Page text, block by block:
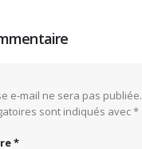
e-mail ne sera pas publiée.
sont indiqués avec*
*